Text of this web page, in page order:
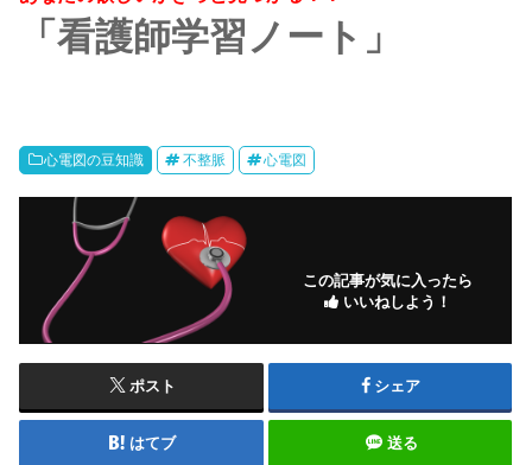
「看護師学習ノート」
心電図の豆知識 不整脈 心電図
この記事が気に入ったら
いいねしよう！
ポスト シェア
はてブ 送る